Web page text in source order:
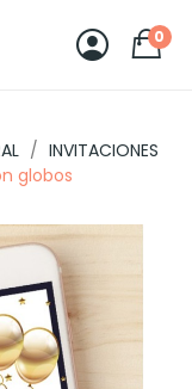
0
INVITACIONES
globos